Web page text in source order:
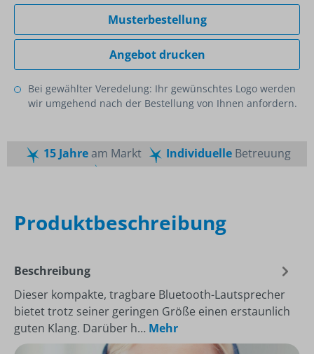
Musterbestellung
Angebot drucken
Bei gewählter Veredelung: Ihr gewünschtes Logo werden
wir umgehend nach der Bestellung von Ihnen anfordern.
15 Jahream Markt IndividuelleBetreuung
Produktbeschreibung
Beschreibung
Dieser kompakte, tragbare Bluetooth-Lautsprecher
bietet trotz seiner geringen Größe einen erstaunlich
guten Klang. Darüber h… Mehr